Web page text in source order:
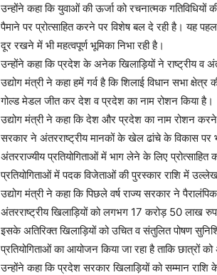
उन्होंने कहा कि युवाओं की ऊर्जा को रचनात्मक
पैमाने पर प्रोत्साहित करने पर विशेष बल दे रही है।
दूर रखने में भी महत्वपूर्ण भूमिका निभा रही है।
उन्होंने कहा कि प्रदेश के अनेक खिलाड़ियों ने राष्ट्रीय व
उद्योग मंत्री ने कहा हमें गर्व है कि शिलाई विधान सभा
गोल्ड मेडल जीत कर देश व प्रदेश का नाम रोशन किया है।
उद्योग मंत्री ने कहा कि देश और प्रदेश का नाम रोशन
सरकार ने अंतरराष्ट्रीय मानकों के खेल ढांचे के विकास पर
अंतरराज्यीय प्रतियोगिताओं में भाग लेने के लिए
प्रतियोगिताओं में पदक विजेताओं की पुरस्कार राशि में
उद्योग मंत्री ने कहा कि पिछले वर्ष राज्य सरकार ने
अंतरराष्ट्रीय खिलाड़ियों को लगभग 17 करोड़ 50 लाख
इसके अतिरिक्त खिलाड़ियों को उचित व संतुलित पोषण
प्रतियोगिताओं का आयोजन किया जा रहा है ताकि
उन्होंने कहा कि प्रदेश सरकार खिलाड़ियों को सम्मान